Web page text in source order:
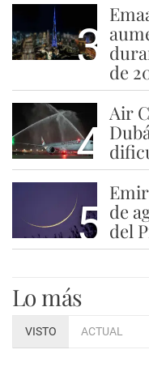
3 de
4
Air
5 de
del
Lo más
VISTO ACTUAL